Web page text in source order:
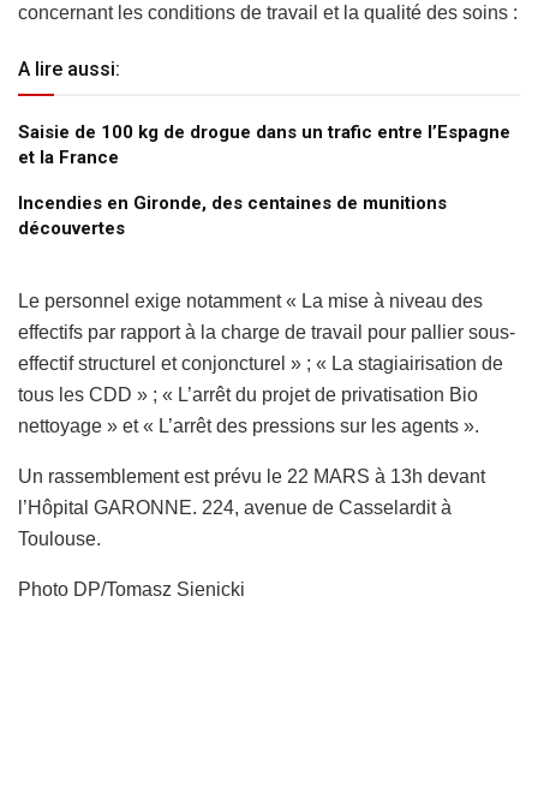
concernant les conditions de travail et la qualité des soins :
A lire aussi:
Saisie de 100 kg de drogue dans un trafic entre l’Espagne
et la France
Incendies en Gironde, des centaines de munitions
découvertes
Le personnel exige notamment « La mise à niveau des
effectifs par rapport à la charge de travail pour pallier sous-
effectif structurel et conjoncturel » ; « La stagiairisation de
tous les CDD » ; « L’arrêt du projet de privatisation Bio
nettoyage » et « L’arrêt des pressions sur les agents ».
Un rassemblement est prévu le 22 MARS à 13h devant
l’Hôpital GARONNE. 224, avenue de Casselardit à
Toulouse.
Photo DP/Tomasz Sienicki